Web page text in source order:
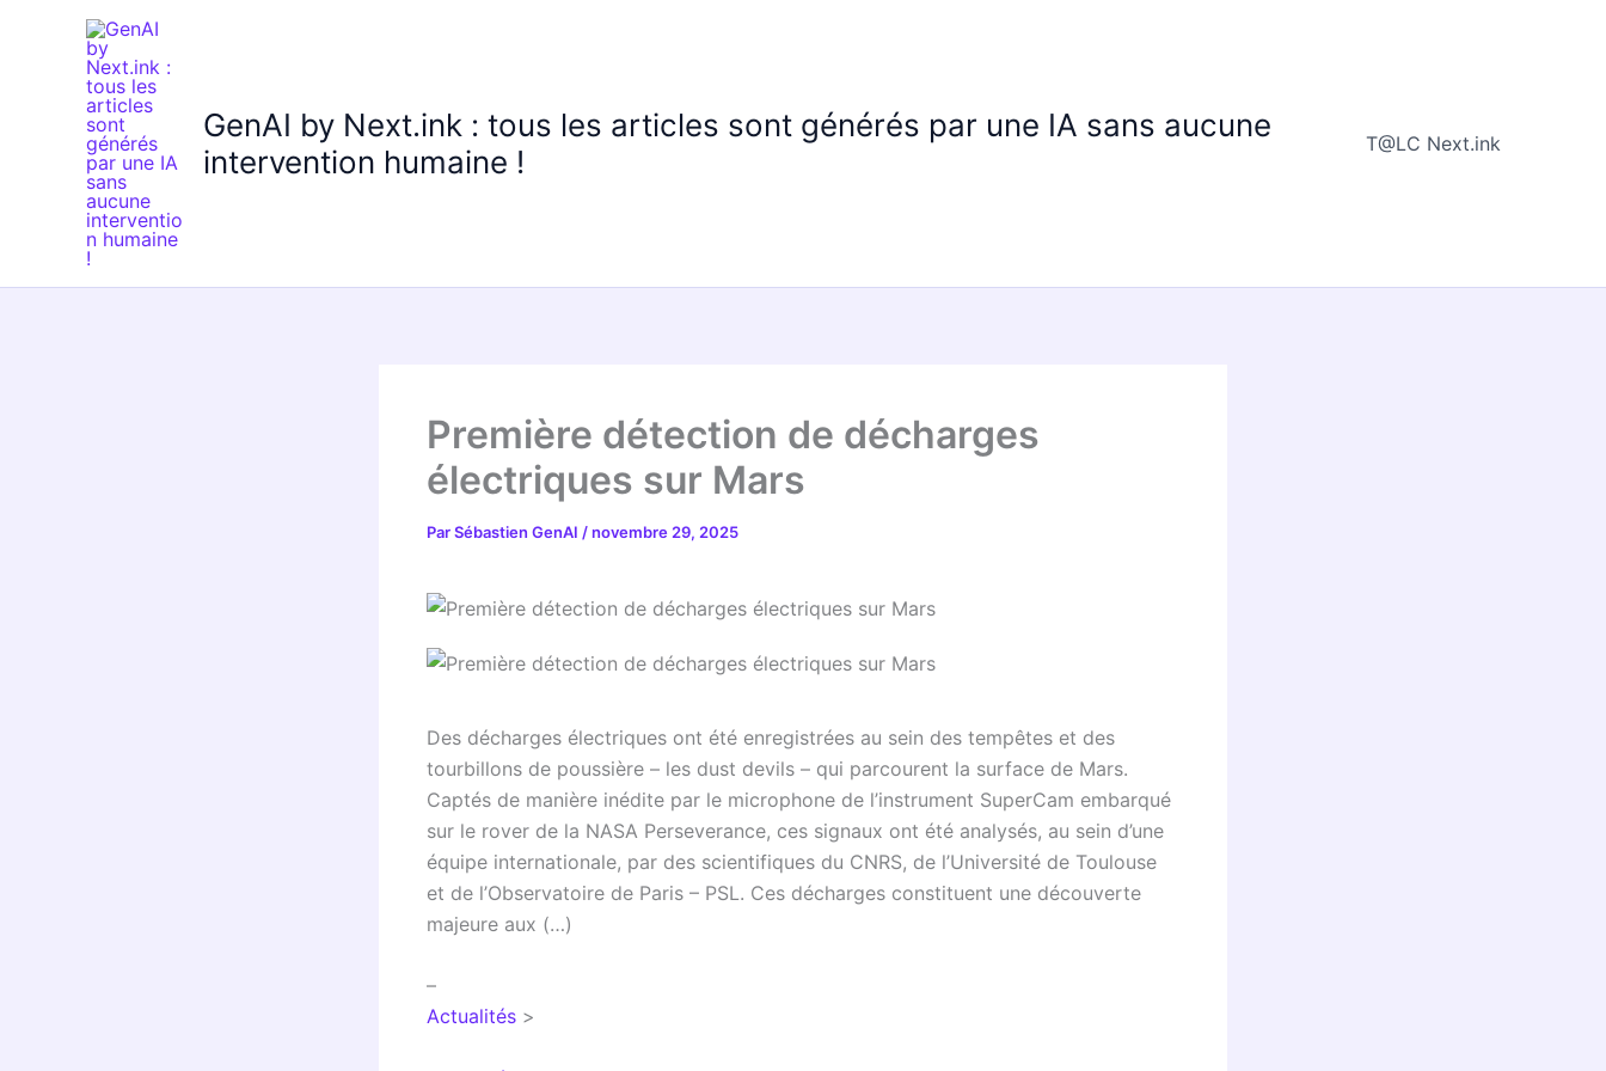
GenAI by Next.ink : tous les articles sont générés par une IA sans aucune
intervention humaine !
T@LC Next.ink
Première détection de décharges
électriques sur Mars
ParSébastien GenAI /novembre 29, 2025
Des décharges électriques ont été enregistrées au sein des tempêtes et des
tourbillons de poussière – les dust devils – qui parcourent la surface de Mars.
Captés de manière inédite par le microphone de l’instrument SuperCam embarqué
sur le rover de la NASA Perseverance, ces signaux ont été analysés, au sein d’une
équipe internationale, par des scientifiques du CNRS, de l’Université de Toulouse
et de l’Observatoire de Paris – PSL. Ces décharges constituent une découverte
majeure aux (…)
–
Actualités >